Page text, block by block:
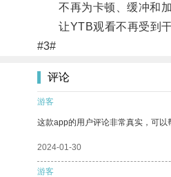
不再为卡顿、缓冲和加
让YTB观看不再受到干
#3#
评论
游客
这款app的用户评论非常真实，可以
2024-01-30
游客